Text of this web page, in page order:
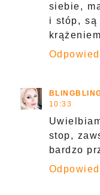
siebie,
i stóp, są
10:33
stop,
bardzo